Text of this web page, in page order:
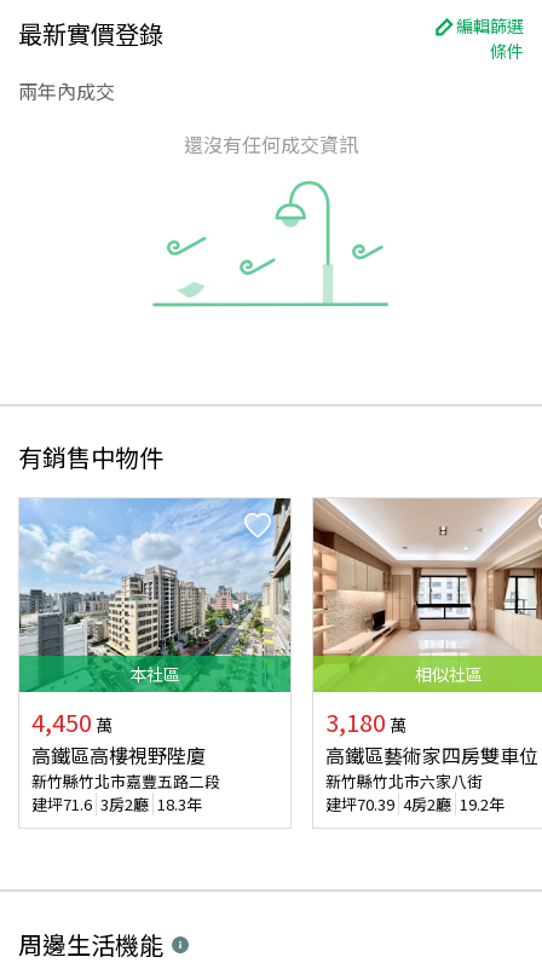
最新實價登錄
編輯篩選
條件
兩年內成交
還沒有任何成交資訊
有銷售中物件
本社區
4,450 萬
高鐵區高樓視野陛廈
新竹縣竹北市嘉豐五路二段
建坪71.6 3房2廳 18.3年
相似社區
3,180 萬
高鐵區藝術家四房雙車位
新竹縣竹北市六家八街
建坪70.39 4房2廳 19.2年
周邊生活機能